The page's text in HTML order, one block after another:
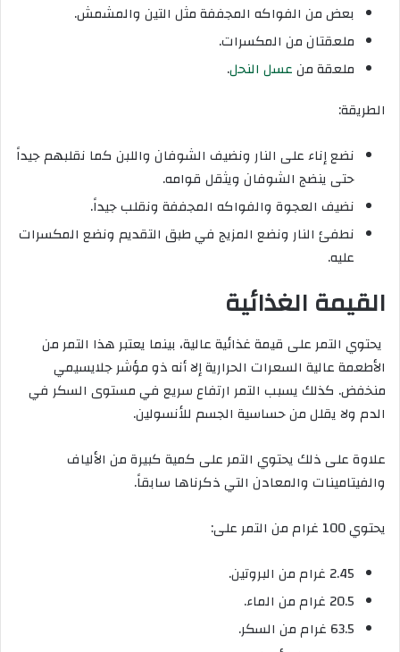
بعض من الفواكه المجففة مثل التين والمشمش.
ملعقتان من المكسرات.
ملعقة منعسل النحل.
الطريقة:
نضع إناء على النار ونضيف الشوفان واللبن كما نقلبهم جيداً
حتى ينضج الشوفان ويثقل قوامه.
نضيف العجوة والفواكه المجففة ونقلب جيداً.
نطفئ النار ونضع المزيج في طبق التقديم ونضع المكسرات
عليه.
القيمة الغذائية
يحتوي التمر على قيمة غذائية عالية، بينما يعتبر هذا التمر من
الأطعمة عالية السعرات الحرارية إلا أنه ذو مؤشر جلايسيمي
منخفض. كذلك يسبب التمر ارتفاع سريع في مستوى السكر في
الدم ولا يقلل من حساسية الجسم للأنسولين.
علاوة على ذلك يحتوي التمر على كمية كبيرة من الألياف
والفيتامينات والمعادن التي ذكرناها سابقاً.
يحتوي 100 غرام من التمر على:
2.45 غرام من البروتين.
20.5 غرام من الماء.
63.5 غرام من السكر.